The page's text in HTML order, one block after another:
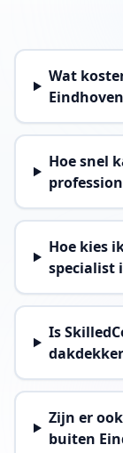
Wat
Hoe snel
Hoe kies
specialist
Is
Zijn er
buiten